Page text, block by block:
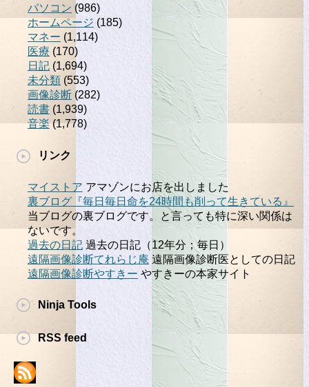
パソコン (986)
ホームページ (185)
マネー (1,114)
医療 (170)
日記 (1,694)
未分類 (553)
画像診断 (282)
読書 (1,939)
音楽(1,778)
リンク
マイストア アマゾンにお店を出しました
裏ブログ『毎日毎日命を24時間も削って生きている』
当ブログの裏ブログです。と言っても特に深い関係は
ないです。
過去の日記 過去の日記（12年分；毎日）
遠隔画像診断てれらじ庵 遠隔画像診断医としての日記
遠隔画像診断やすきー やすきーの本家サイト
Ninja Tools
RSS feed